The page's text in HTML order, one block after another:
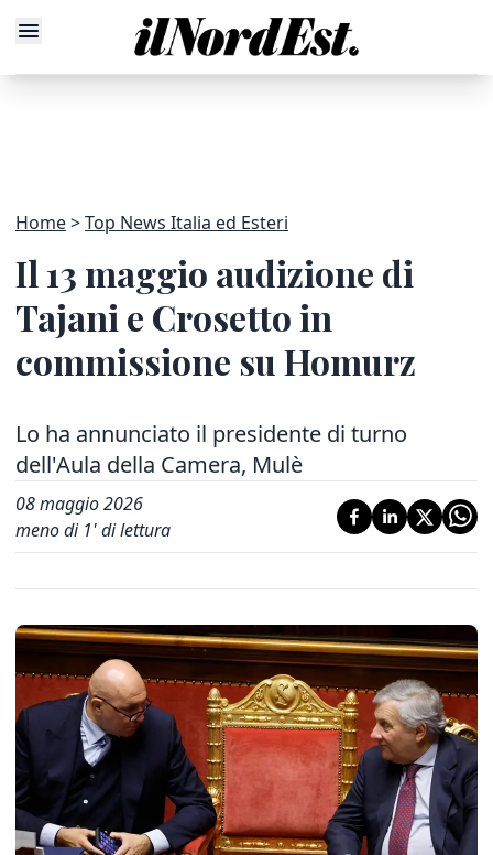
Home Top News Italia ed Esteri
Il 13 maggio audizione di
Tajani e Crosetto in
commissione su Homurz
Lo ha annunciato il presidente di turno
dell'Aula della Camera, Mulè
08 maggio 2026
meno di 1' di lettura